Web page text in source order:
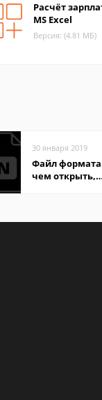
Расчёт
MS Excel
Версия: (4.81 МБ)
30 января 2019
Файл формата
чем открыть,